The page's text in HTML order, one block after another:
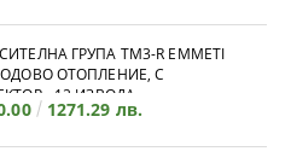
ГРУПА TM3-R EMMETI
ОТОПЛЕНИЕ, С
- 12 ИЗВОДА
1271.29 лв.